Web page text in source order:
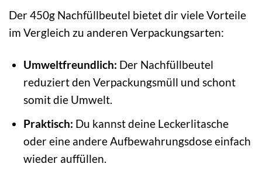
Der 450g Nachfüllbeutel bietet dir viele Vorteile
im Vergleich zu anderen Verpackungsarten:
Umweltfreundlich: Der Nachfüllbeutel
reduziert den Verpackungsmüll und schont
somit die Umwelt.
Praktisch: Du kannst deine Leckerlitasche
oder eine andere Aufbewahrungsdose einfach
wieder auffüllen.